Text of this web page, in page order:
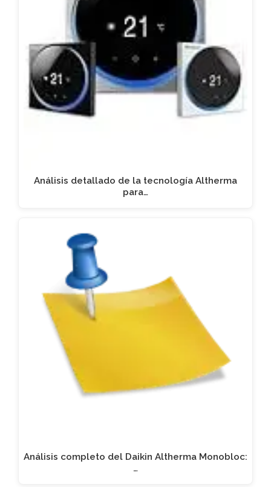
Análisis detallado de la tecnología Altherma
para…
Análisis completo del Daikin Altherma Monobloc:
…